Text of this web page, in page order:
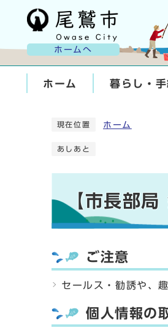
ホームへ
ホーム 暮らし・手
現在位置 ホーム
あしあと
【市長部局
ご注意
セールス・勧誘や、
個人情報の